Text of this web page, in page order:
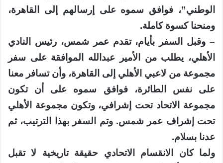
الوطني”، فوافق سموه على إرسالهم إلى القاهرة،
ومنحنا كسوة كاملة.
– وقبل السفر بأيام، تقدم عمر شمس، رئيس النادي
الأهلي، يطلب من الأمير عبدالله الموافقة على سفر
مجموعة من لاعبي الأهلي إلى القاهرة، وأن تسافر معنا
على نفس الطائرة، فوافق سموه على أن تكون
مجموعة الاتحاد تحت إشرافي، وتكون مجموعة الأهلي
تحت إشراف عمر شمس. وتم السفر بهذا الترتيب، ثم
عدنا بسلام.
ولما كان الانقسام الاتحادي حقيقة تاريخية لا تقبل